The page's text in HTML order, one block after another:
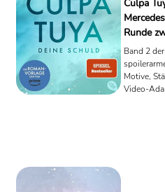
Culpa
Runde
Band 2
Motive,
Video-